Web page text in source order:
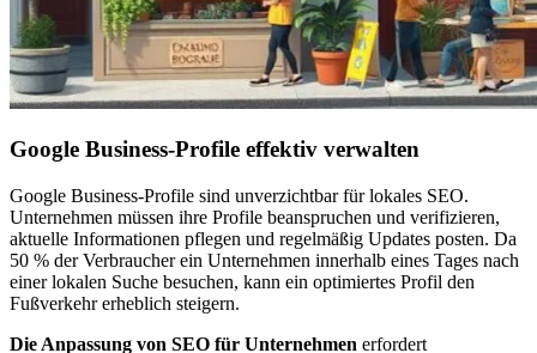
Google Business-Profile effektiv verwalten
Google Business-Profile sind unverzichtbar für lokales SEO.
Unternehmen müssen ihre Profile beanspruchen und verifizieren,
aktuelle Informationen pflegen und regelmäßig Updates posten. Da
50 % der Verbraucher ein Unternehmen innerhalb eines Tages nach
einer lokalen Suche besuchen, kann ein optimiertes Profil den
Fußverkehr erheblich steigern.
Die Anpassung von SEO für Unternehmen erfordert